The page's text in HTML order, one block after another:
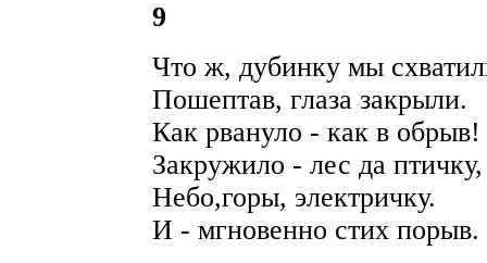
9
Что ж, дубинку мы
Пошептав, глаза закрыли.
Как рвануло - как в обрыв!
Закружило - лес да птичку,
Небо,горы, электричку.
И - мгновенно стих порыв.